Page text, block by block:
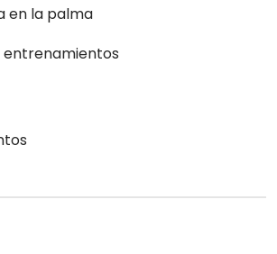
en la palma